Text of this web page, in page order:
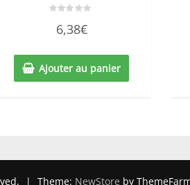
sur
6,38€
Ajouter au panier
| Theme: NewStore by